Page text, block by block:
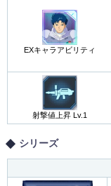
EXキャラアビリティ
射撃値上昇 Lv.1
シリーズ